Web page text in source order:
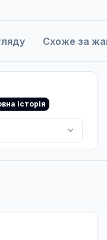
Схоже за
історія